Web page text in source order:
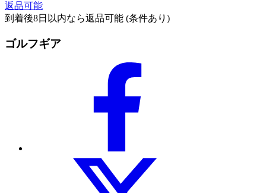
返品可能
到着後8日以内なら返品可能 (条件あり)
ゴルフギア